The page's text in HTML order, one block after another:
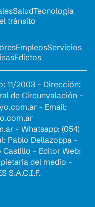
SaludTecnología
tránsito
EmpleosServicios
Edictos
11/2003 - Dirección:
de Circunvalación -
- Email:
- Whatsapp: (054)
Pablo Dellazoppa -
- Editor Web:
del medio -
S.A.C.I.F.